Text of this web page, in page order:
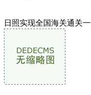
日照实现全国海关通关